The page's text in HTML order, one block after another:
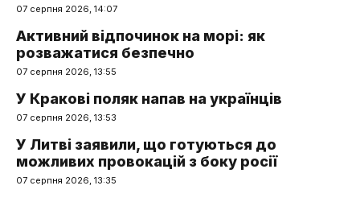
07 серпня 2026, 14:07
Активний відпочинок на морі: як
розважатися безпечно
07 серпня 2026, 13:55
У Кракові поляк напав на українців
07 серпня 2026, 13:53
У Литві заявили, що готуються до
можливих провокацій з боку росії
07 серпня 2026, 13:35